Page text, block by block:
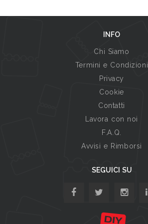
INFO
Chi Siamo
Termini e Condizioni
Privacy
Cookie
Contatti
Lavora con noi
F.A.Q.
Avvisi e Rimborsi
SEGUICI SU